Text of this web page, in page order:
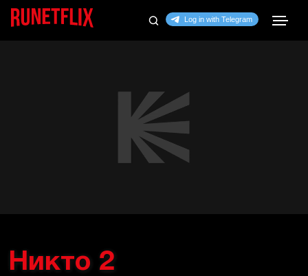
Никто 2